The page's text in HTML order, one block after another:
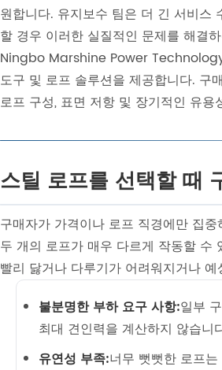
원합니다. 유지보수 팀은 더 긴 서비스
할 경우 이러한 실질적인 문제를 해결
Ningbo Marshine Power Technology
도구 및 로프 솔루션을 제공합니다. 구
로프 구성, 표면 저항 및 장기적인 유
스틸 로프를 선택할 때
구매자가 가격이나 로프 직경에만 집
두 개의 로프가 매우 다르게 작동할 수
빨리 닳거나 다루기가 어려워지거나
불분명한 부하 요구 사항:일부
최대 견인력을 계산하지 않습니
유연성 부족:너무 뻣뻣한 로프